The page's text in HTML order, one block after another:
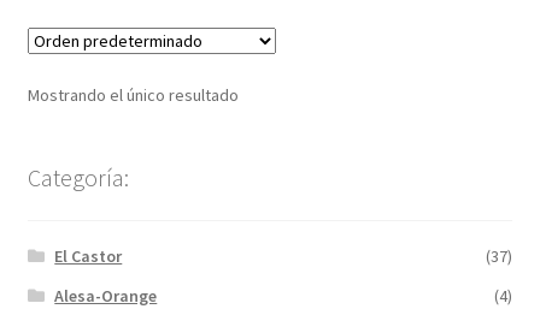
Mostrando el único resultado
Categoría:
El Castor
(37)
Alesa-Orange
(4)